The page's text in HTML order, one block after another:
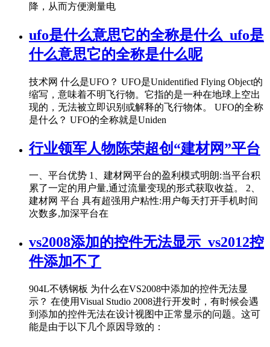
降，从而方便测量电
ufo是什么意思它的全称是什么_ufo是
什么意思它的全称是什么呢
技术网 什么是UFO？ UFO是Unidentified Flying Object的
缩写，意味着不明飞行物。它指的是一种在地球上空出
现的，无法被立即识别或解释的飞行物体。 UFO的全称
是什么？ UFO的全称就是Uniden
行业领军人物陈荣超创“建材网”平台
一、平台优势 1、建材网平台的盈利模式明朗:当平台积
累了一定的用户量,通过流量变现的形式获取收益。 2、
建材网 平台 具有超强用户粘性:用户每天打开手机时间
次数多,加深平台在
vs2008添加的控件无法显示_vs2012控
件添加不了
904L不锈钢板 为什么在VS2008中添加的控件无法显
示？ 在使用Visual Studio 2008进行开发时，有时候会遇
到添加的控件无法在设计视图中正常显示的问题。这可
能是由于以下几个原因导致的：